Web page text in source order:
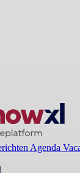
Agenda